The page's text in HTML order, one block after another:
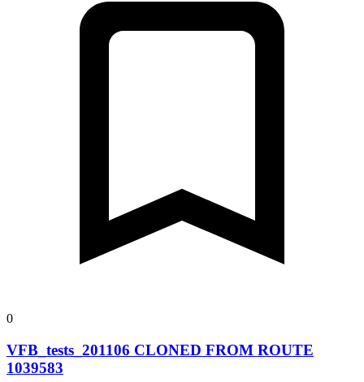
0
VFB_tests_201106 CLONED FROM ROUTE
1039583